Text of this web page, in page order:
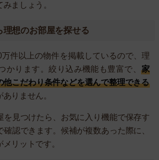
ましょう。
理想のお部屋を探せる
件以上の物件を掲載しているので、理
かります。絞り込み機能も豊富で、家
他こだわり条件などを選んで整理できる
りません。
を見つけたら、お気に入り機能で保存す
確認できます。候補が複数あった際に、
リットです。